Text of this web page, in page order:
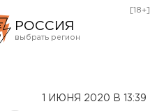
РОССИЯ
[18+]
1 ИЮНЯ 2020 В 13:39